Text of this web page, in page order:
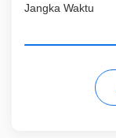
Jangka Waktu